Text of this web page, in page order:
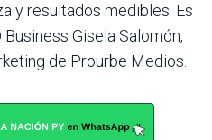
y resultados medibles. Es
Business Gisela Salomón,
de Prourbe Medios.